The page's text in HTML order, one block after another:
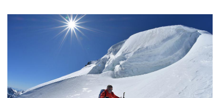
Schwierigkeitsgrad:
bis
Kondition (Tourdauer):
bis